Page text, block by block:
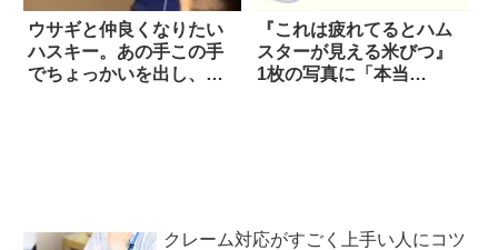
ウサギと仲良くなりたい
ハスキー。あの手この手
でちょっかいを出し、つ
『これは疲れてるとハム
スターが見える米びつ』
1枚の写真に「本当
クレーム対応がすごく上手い人にコツ